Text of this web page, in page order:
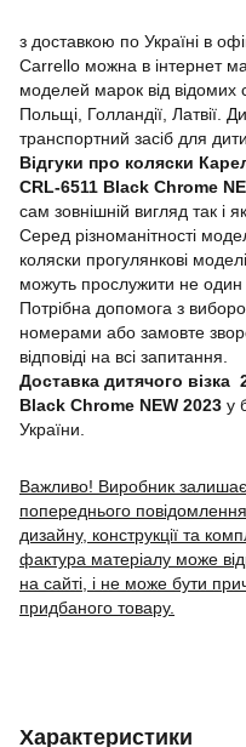
з доставкою по Україні в
Carrello можна в інтернет
моделей марок від відомих
Польщі, Голландії, Латвії.
транспортний засіб для
Відгуки про коляски
CRL-6511 Black Chrome
сам зовнішній вигляд так і
Серед різноманітності
коляски прогулянкові
можуть прослужити не один
Потрібна допомога з
номерами або замовте
відповіді на всі запитання.
Доставка дитячого візка
Black Chrome NEW 2023 у
України.
Важливо! Виробник
попереднього
дизайну, конструкції та
фактура матеріалу може
на сайті, і не може бути
придбаного товару.
Характеристики